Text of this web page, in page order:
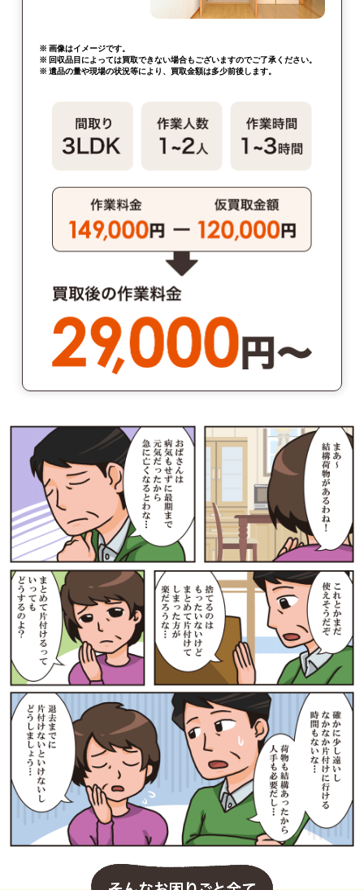
※ 画像はイメージです。
※ 回収品目によっては買取できない場合もございますのでご了承ください。
※ 遺品の量や現場の状況等により、買取金額は多少前後します。